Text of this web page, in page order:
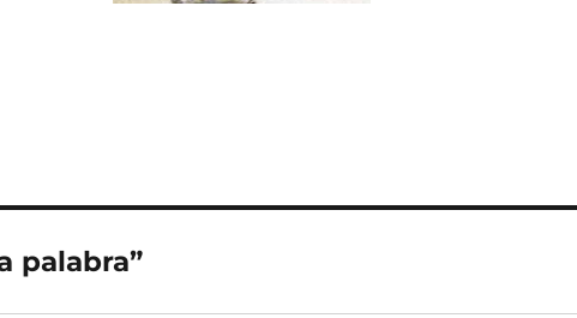
palabra”